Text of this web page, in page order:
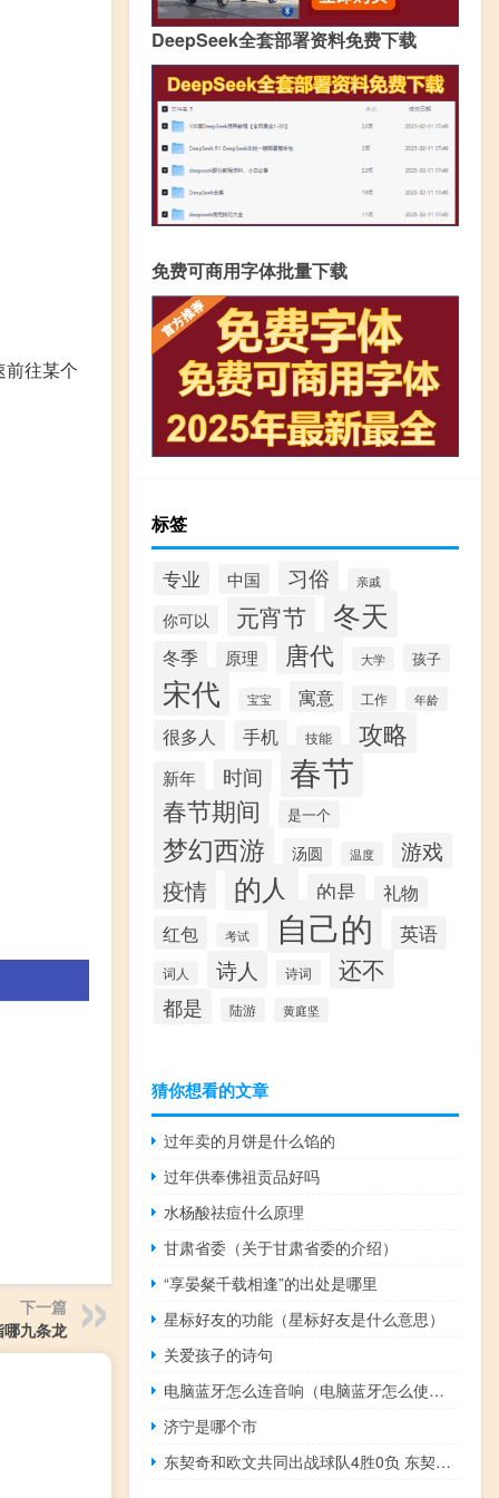
往某个
下一篇
九条龙
DeepSeek全套部署资料免费下载
免费可商用字体批量下载
标签
专业 中国 习俗 亲戚
你可以 元宵节 冬天
冬季 原理 唐代 大学 孩子
宋代 宝宝 寓意 工作 年龄
很多人 手机 技能 攻略
新年 时间 春节
春节期间 是一个
梦幻西游 汤圆 温度 游戏
疫情 的人 的是 礼物
红包 考试 自己的 英语
词人 诗人 诗词 还不
都是 陆游 黄庭坚
猜你想看的文章
过年卖的月饼是什么馅的
过年供奉佛祖贡品好吗
水杨酸祛痘什么原理
甘肃省委（关于甘肃省委的介绍）
“享晏粲千载相逢”的出处是哪里
星标好友的功能（星标好友是什么意思）
关爱孩子的诗句
电脑蓝牙怎么连音响（电脑蓝牙怎么使用）
济宁是哪个市
东契奇和欧文共同出战球队4胜0负 东契奇本以为球队排名会很不错现在确实意料之外